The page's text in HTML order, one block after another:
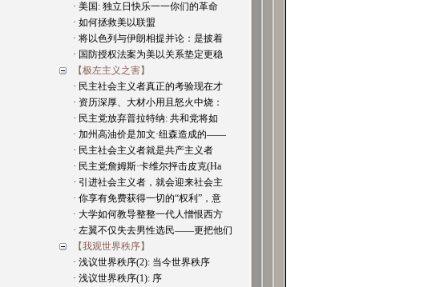
· 美国: 独立日快乐一一你们的革命
· 如何拯救美以联盟
· 将以色列与伊朗相提并论：是披着
· 国防授权法案为美以关系垫定更稳
【极左主义之害】
· 民主社会主义者真正的考验现在才
· 资历深厚、大材小用且怒火中烧：
· 民主党放弃普拉特纳: 共和党将如
· 加州高油价是加文·纽森造成的——
· 民主社会主义者就是共产主义者
· 民主党詹姆斯·卡维尔抨击皮克(Ha
· 引进社会主义者，就会迎来社会主
· 你享有免费获得一切的“权利”，意
· 大学如何教导整整一代人憎恨西方
· 左翼不仅失去男性选民——更把他们
【我观世界秩序】
· 浅议世界秩序(2): 当今世界秩序
· 浅议世界秩序(1): 序